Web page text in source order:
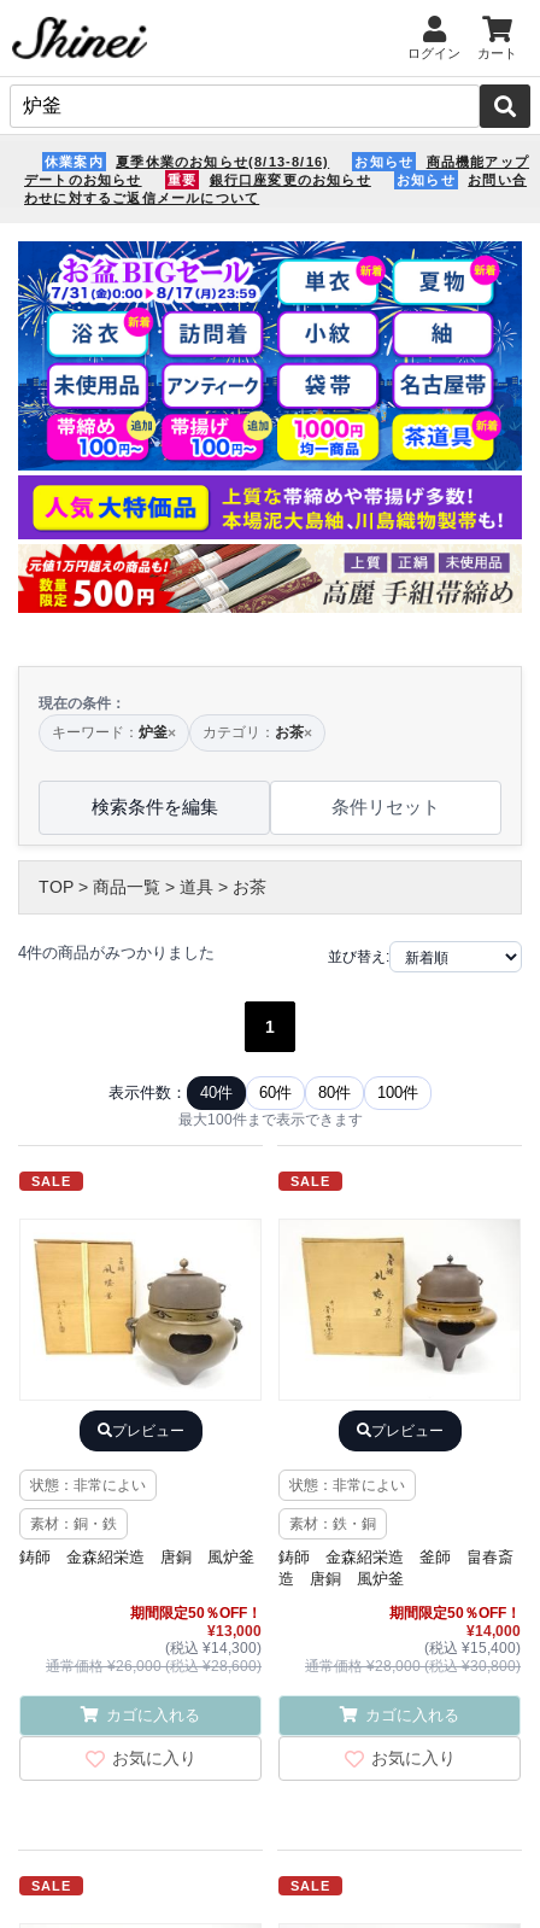
ログイン カート
休業案内 夏季休業のお知らせ(8/13-8/16) お知らせ
商品機能アップ
デートのお知らせ
重要 銀行口座変更のお知らせ お知らせ
お問い合
わせに対するご返信メールについて
現在の条件：
キーワード： 炉釜× カテゴリ： お茶×
検索条件を編集 条件リセット
TOP > 商品一覧 > 道具 > お茶
4件の商品がみつかりました 並び替え:
1
表示件数： 40件 60件 80件 100件
最大100件まで表示できます
SALE
プレビュー
状態：非常によい
素材：銅・鉄
鋳師 金森紹栄造 唐銅 風炉釜
期間限定50％OFF！
¥13,000
(税込 ¥14,300)
通常価格 ¥26,000 (税込 ¥28,600)
カゴに入れる
お気に入り
SALE
プレビュー
状態：非常によい
素材：鉄・銅
鋳師 金森紹栄造 釜師 畠春斎
造 唐銅 風炉釜
期間限定50％OFF！
¥14,000
(税込 ¥15,400)
通常価格 ¥28,000 (税込 ¥30,800)
カゴに入れる
お気に入り
SALE SALE